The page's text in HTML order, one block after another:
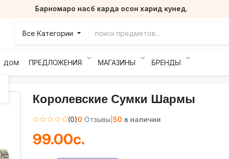
Барномаро насб карда осон харид кунед.
Все Категории
ДОМ ПРЕДЛОЖЕНИЯ МАГАЗИНЫ БРЕНДЫ
Королевские Сумки Шармы
(0)0 Отзывы 50 в наличии
99.00с.